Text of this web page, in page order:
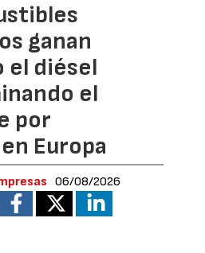
ganan
el diésel
el
por
Europa
06/08/2026